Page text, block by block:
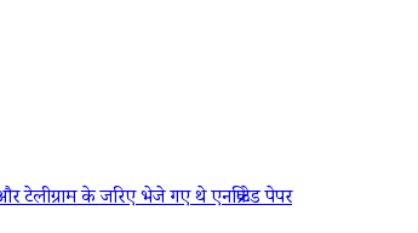
के जरिए भेजे गए थे एनक्रिप्टेड पेपर